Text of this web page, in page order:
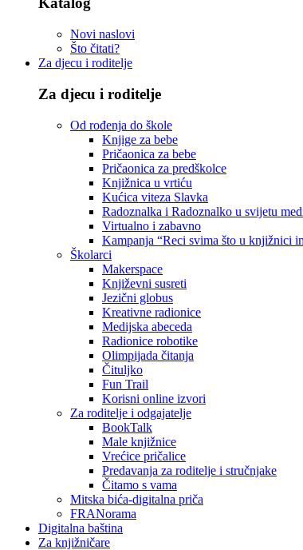
Novi naslovi
Što čitati?
Za djecu i roditelje
Za djecu i roditelje
Od rođenja do škole
Knjige za bebe
Pričaonica za bebe
Pričaonica za predškolce
Knjižnica u vrtiću
Kućica viteza Slavka
Radoznalka i Radoznalko u svijetu
Virtualno i zabavno
Kampanja “Reci svima što u knjižnici
Školarci
Makerspace
Književni susreti
Jezični globus
Kreativne radionice
Medijska abeceda
Radionice robotike
Olimpijada čitanja
Čituljko
Fun Trail
Korisni online izvori
Za roditelje i odgajatelje
BookTalk
Male knjižnice
Vrećice pričalice
Predavanja za roditelje i stručnjake
Čitamo s vama
Mitska bića-digitalna priča
FRANorama
Digitalna baština
Za knjižničare